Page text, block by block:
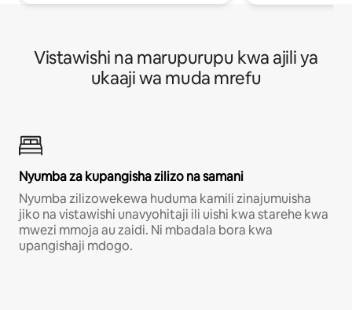
Vistawishi na marupurupu kwa ajili ya
ukaaji wa muda mrefu
Nyumba za kupangisha zilizo na samani
Nyumba zilizowekewa huduma kamili zinajumuisha
jiko na vistawishi unavyohitaji ili uishi kwa starehe kwa
mwezi mmoja au zaidi. Ni mbadala bora kwa
upangishaji mdogo.